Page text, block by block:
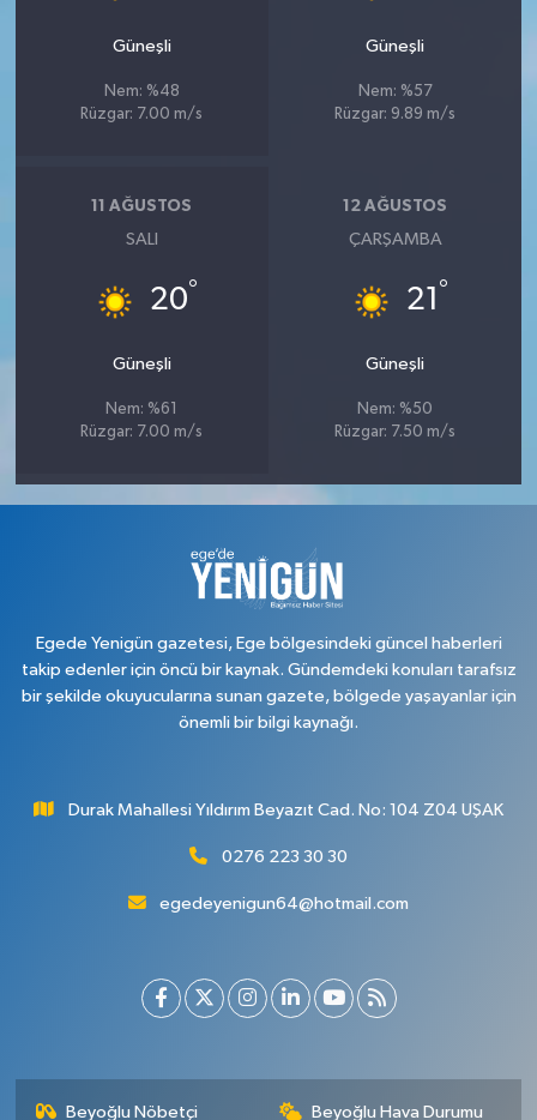
Güneşli
Nem: %48
Rüzgar: 7.00 m/s
Güneşli
Nem: %57
Rüzgar: 9.89 m/s
11 AĞUSTOS
SALI
20°
Güneşli
Nem: %61
Rüzgar: 7.00 m/s
12 AĞUSTOS
ÇARŞAMBA
21 °
Güneşli
Nem: %50
Rüzgar: 7.50 m/s
Egede Yenigün gazetesi, Ege bölgesindeki güncel haberleri
takip edenler için öncü bir kaynak. Gündemdeki konuları tarafsız
bir şekilde okuyucularına sunan gazete, bölgede yaşayanlar için
önemli bir bilgi kaynağı.
Durak Mahallesi Yıldırım Beyazıt Cad. No: 104 Z04 UŞAK
0276 223 30 30
egedeyenigun64@hotmail.com
Beyoğlu Nöbetçi Beyoğlu Hava Durumu